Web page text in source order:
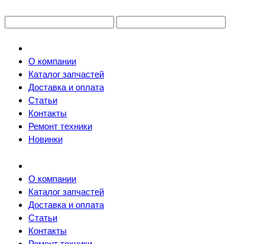
О компании
Каталог запчастей
Доставка и оплата
Статьи
Контакты
Ремонт техники
Новинки
О компании
Каталог запчастей
Доставка и оплата
Статьи
Контакты